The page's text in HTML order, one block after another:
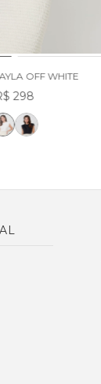
OFF WHITE
298